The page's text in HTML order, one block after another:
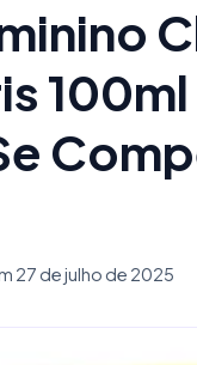
27 de julho de 2025